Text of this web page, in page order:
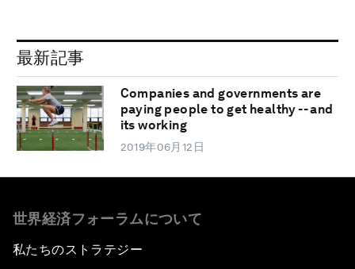
最新記事
Companies and governments are
paying people to get healthy -- and
its working
2019年06月12日
世界経済フォーラムについて
私たちのストラテジー